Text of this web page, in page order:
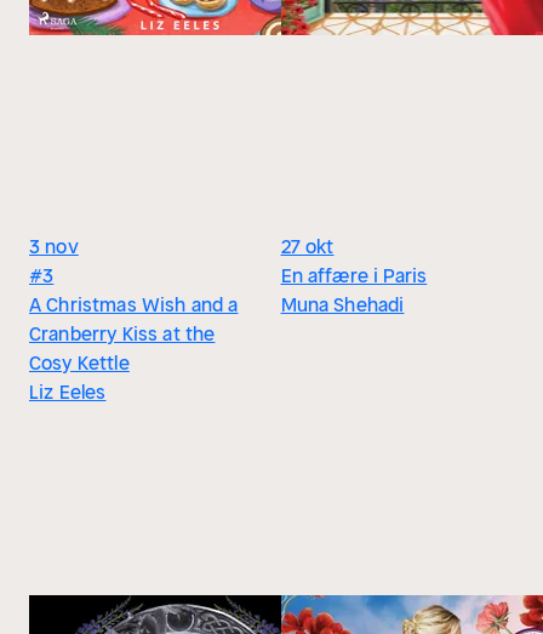
3 nov
#3
A Christmas Wish and a
Cranberry Kiss at the
Cosy Kettle
Liz Eeles
27 okt
En affære i Paris
Muna Shehadi